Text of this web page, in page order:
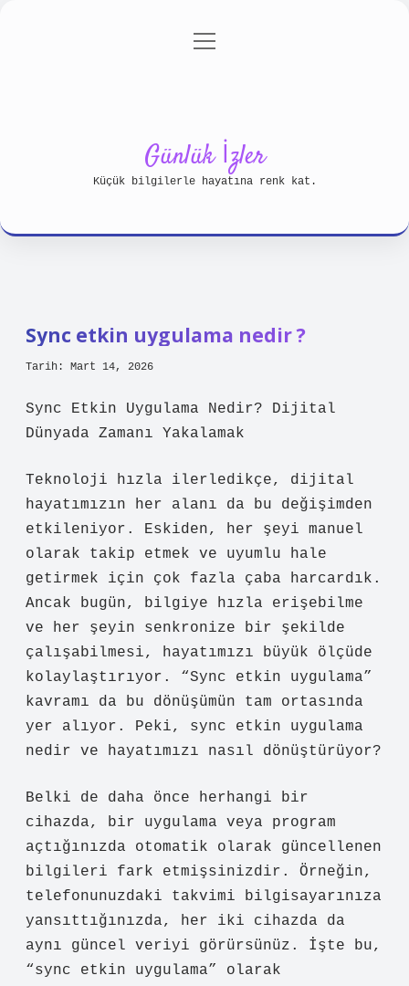
Gizlilik Politikası
menüyü
Günlük İzler
Küçük bilgilerle hayatına renk kat.
Sync etkin uygulama nedir ?
Tarih: Mart 14, 2026
Sync Etkin Uygulama Nedir? Dijital
Dünyada Zamanı Yakalamak
Teknoloji hızla ilerledikçe, dijital
hayatımızın her alanı da bu değişimden
etkileniyor. Eskiden, her şeyi manuel
olarak takip etmek ve uyumlu hale
getirmek için çok fazla çaba harcardık.
Ancak bugün, bilgiye hızla erişebilme
ve her şeyin senkronize bir şekilde
çalışabilmesi, hayatımızı büyük ölçüde
kolaylaştırıyor. “Sync etkin uygulama”
kavramı da bu dönüşümün tam ortasında
yer alıyor. Peki, sync etkin uygulama
nedir ve hayatımızı nasıl dönüştürüyor?
Belki de daha önce herhangi bir
cihazda, bir uygulama veya program
açtığınızda otomatik olarak güncellenen
bilgileri fark etmişsinizdir. Örneğin,
telefonunuzdaki takvimi bilgisayarınıza
yansıttığınızda, her iki cihazda da
aynı güncel veriyi görürsünüz. İşte bu,
“sync etkin uygulama” olarak